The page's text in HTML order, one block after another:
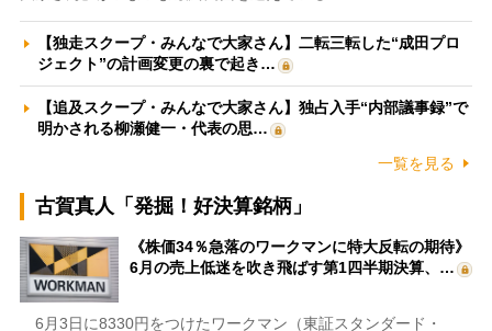
【独走スクープ・みんなで大家さん】二転三転した“成田プロ
ジェクト”の計画変更の裏で起き…
【追及スクープ・みんなで大家さん】独占入手“内部議事録”で
明かされる柳瀬健一・代表の思…
一覧を見る
古賀真人「発掘！好決算銘柄」
《株価34％急落のワークマンに特大反転の期待》
6月の売上低迷を吹き飛ばす第1四半期決算、…
6月3日に8330円をつけたワークマン（東証スタンダード・